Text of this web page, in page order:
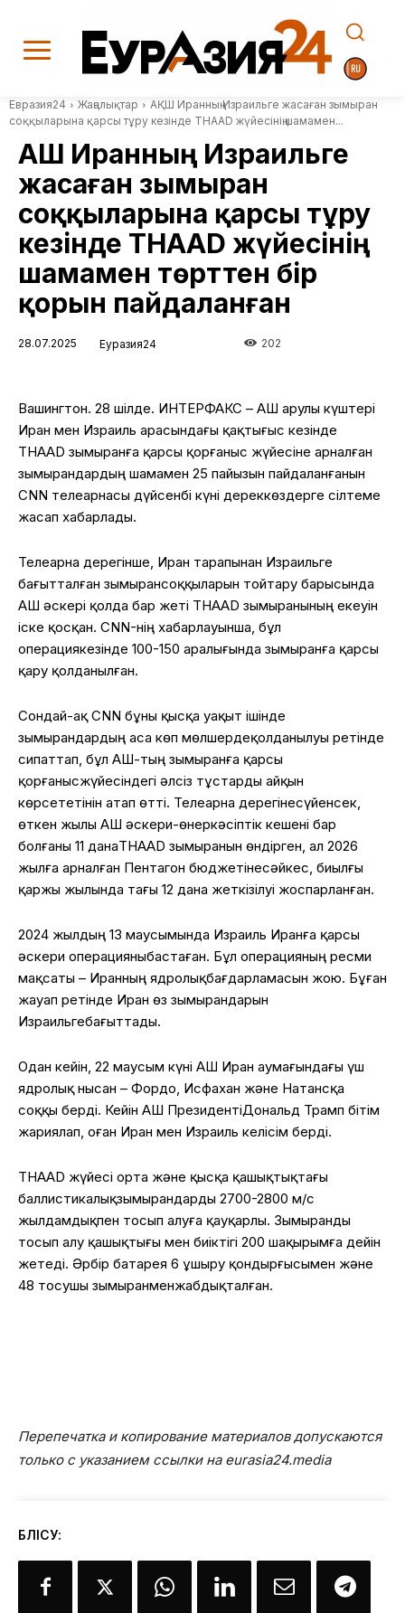
Евразия24 Жаңалықтар
АҚШ Иранның Израильге жасаған зымыран
соққыларына қарсы тұру кезінде THAAD жүйесінің шамамен...
АҚШ Иранның Израильге
жасаған зымыран
соққыларына қарсы тұру
кезінде THAAD жүйесінің
шамамен төрттен бір
қорын пайдаланған
28.07.2025 Еуразия24 202
Вашингтон. 28 шілде. ИНТЕРФАКС – АҚШ Қарулы күштері
Иран мен Израиль арасындағы қақтығыс кезінде
THAAD зымыранға қарсы қорғаныс жүйесіне арналған
зымырандардың шамамен 25 пайызын пайдаланғанын
CNN телеарнасы дүйсенбі күні дереккөздерге сілтеме
жасап хабарлады.
Телеарна дерегінше, Иран тарапынан Израильге
бағытталған зымырансоққыларын тойтару барысында
АҚШ әскері қолда бар жеті THAAD зымыранының екеуін
іске қосқан. CNN-нің хабарлауынша, бұл
операциякезінде 100-150 аралығында зымыранға қарсы
қару қолданылған.
Сондай-ақCNN бұны қысқа уақыт ішінде
зымырандардың аса көп мөлшердеқолданылуы ретінде
сипаттап, бұл АҚШ-тың зымыранға қарсы
қорғанысжүйесіндегі әлсіз тұстарды айқын
көрсететінін атап өтті. Телеарна дерегінесүйенсек,
өткен жылы АҚШ әскери-өнеркәсіптік кешені бар
болғаны 11 данаTHAAD зымыранын өндірген, ал 2026
жылға арналған Пентагон бюджетінесәйкес, биылғы
қаржы жылында тағы 12 дана жеткізілуі жоспарланған.
2024 жылдың 13 маусымында Израиль Иранға қарсы
әскери операцияныбастаған. Бұл операцияның ресми
мақсаты – Иранның ядролықбағдарламасын жою. Бұған
жауап ретінде Иран өз зымырандарын
Израильгебағыттады.
Одан кейін, 22 маусым күні АҚШ Иран аумағындағы үш
ядролық нысан – Фордо, Исфахан және Натансқа
соққы берді. Кейін АҚШ ПрезидентіДональд Трамп бітім
жариялап, оған Иран мен Израиль келісім берді.
THAAD жүйесі орта және қысқа қашықтықтағы
баллистикалықзымырандарды 2700-2800 м/с
жылдамдықпен тосып алуға қауқарлы. Зымыранды
тосып алу қашықтығы мен биіктігі 200 шақырымға дейін
жетеді. Әрбір батарея 6 ұшыру қондырғысымен және
48 тосушы зымыранменжабдықталған.
Перепечатка и копирование материалов допускаются
только с указанием ссылки на eurasia24.media
БӨЛІСУ: